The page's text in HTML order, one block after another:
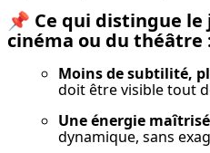
📌 Ce qui distingue
cinéma ou du théâtre
Moins de subtilité,
doit être visible tout
Une énergie
dynamique, sans